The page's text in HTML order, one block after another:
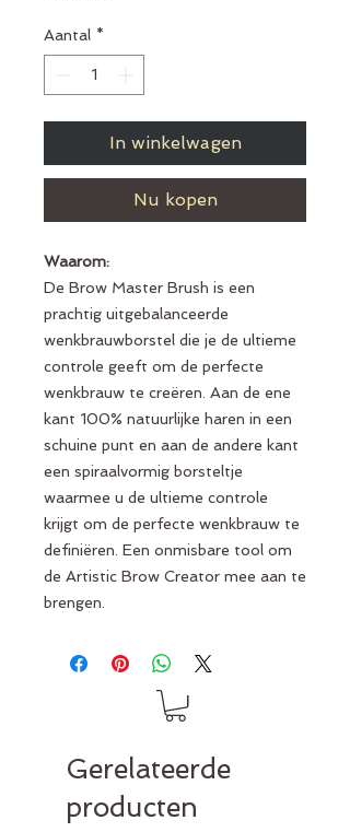
Aantal *
In winkelwagen
Nu kopen
Waarom:
De Brow Master Brush is een
prachtig uitgebalanceerde
wenkbrauwborstel die je de ultieme
controle geeft om de perfecte
wenkbrauw te creëren. Aan de ene
kant 100% natuurlijke haren in een
schuine punt en aan de andere kant
een spiraalvormig borsteltje
waarmee u de ultieme controle
krijgt om de perfecte wenkbrauw te
definiëren. Een onmisbare tool om
de Artistic Brow Creator mee aan te
brengen.
Gerelateerde
producten